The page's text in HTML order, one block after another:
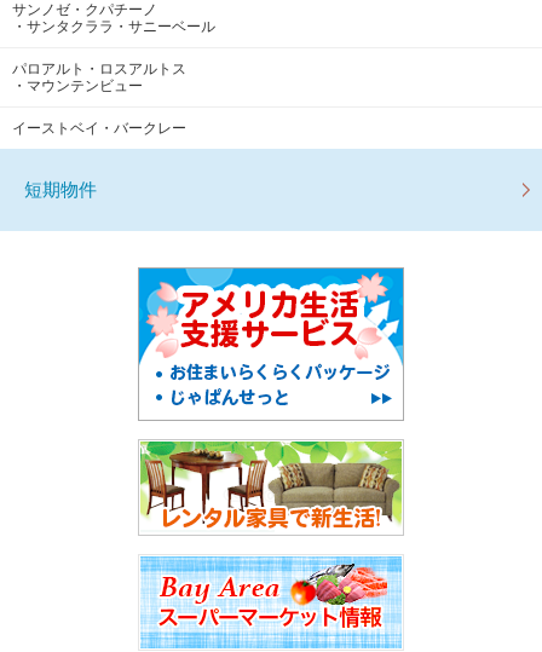
サンノゼ・クパチーノ
・サンタクララ・サニーベール
パロアルト・ロスアルトス
・マウンテンビュー
イーストベイ・バークレー
短期物件